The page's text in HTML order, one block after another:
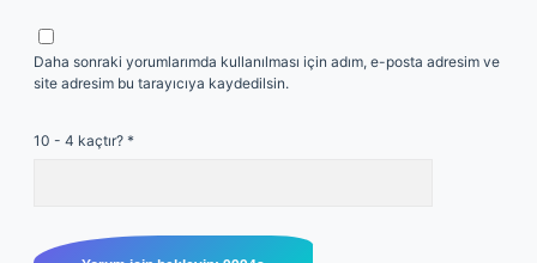
Daha sonraki yorumlarımda kullanılması için adım, e-posta adresim ve
site adresim bu tarayıcıya kaydedilsin.
10 - 4 kaçtır? *